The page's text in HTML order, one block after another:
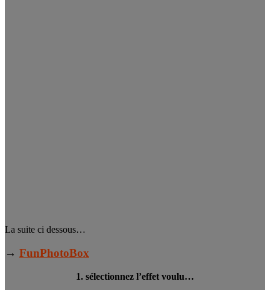
La suite ci dessous…
→ FunPhotoBox
1. sélectionnez l’effet voulu…